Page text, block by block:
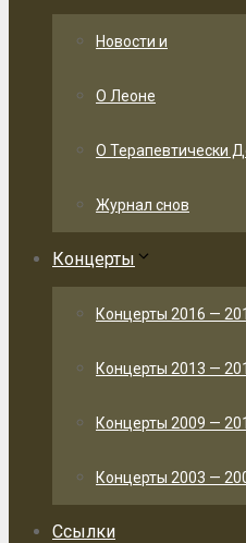
Новости и
О Леоне
О Терапевтически
Журнал снов
Концерты
Концерты 2016 —
Концерты 2013 —
Концерты 2009 —
Концерты 2003 —
Ссылки